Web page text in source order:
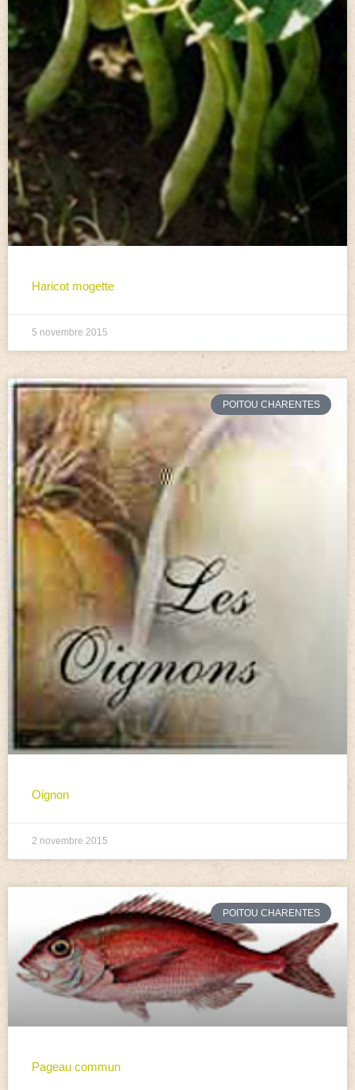
Haricot mogette
5 novembre 2015
POITOU CHARENTES
Oignon
2 novembre 2015
POITOU CHARENTES
Pageau commun